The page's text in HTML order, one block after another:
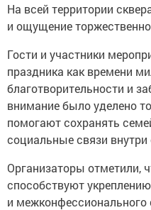
На всей территории
и ощущение
Гости и участники
праздника как времени
благотворительности и
внимание было уделено
помогают сохранять
социальные связи
Организаторы отметили,
способствуют
и межконфессионального